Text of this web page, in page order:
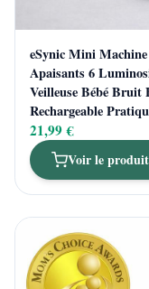
eSynic Mini Machine
Apaisants 6
Veilleuse Bébé Bruit
Rechargeable
21,99 €
Voir le produit